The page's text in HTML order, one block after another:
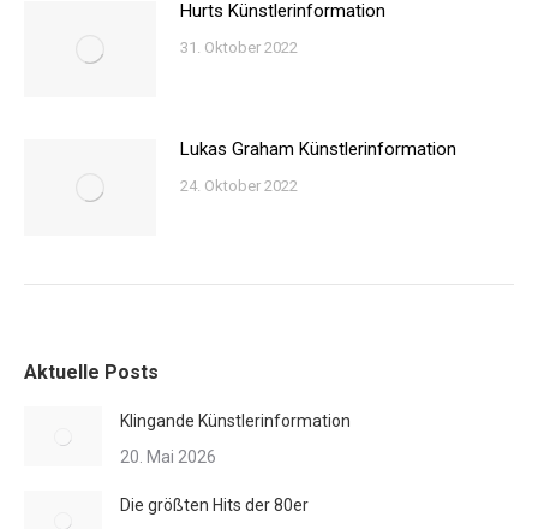
Hurts Künstlerinformation
31. Oktober 2022
Lukas Graham Künstlerinformation
24. Oktober 2022
Aktuelle Posts
Klingande Künstlerinformation
20. Mai 2026
Die größten Hits der 80er